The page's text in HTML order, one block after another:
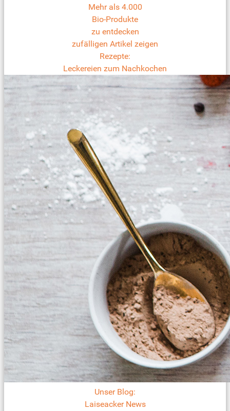
Mehr als 4.000
Bio-Produkte
zu entdecken
zufälligen Artikel zeigen
Rezepte:
Leckereien zum Nachkochen
Unser Blog:
Laiseacker News